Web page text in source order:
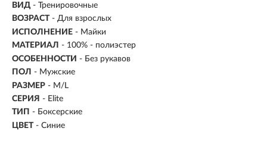
ВИД - Тренировочные
ВОЗРАСТ - Для взрослых
ИСПОЛНЕНИЕ - Майки
МАТЕРИАЛ - 100% - полиэстер
ОСОБЕННОСТИ - Без рукавов
ПОЛ - Мужские
РАЗМЕР - M/L
СЕРИЯ - Elite
ТИП - Боксерские
ЦВЕТ - Синие